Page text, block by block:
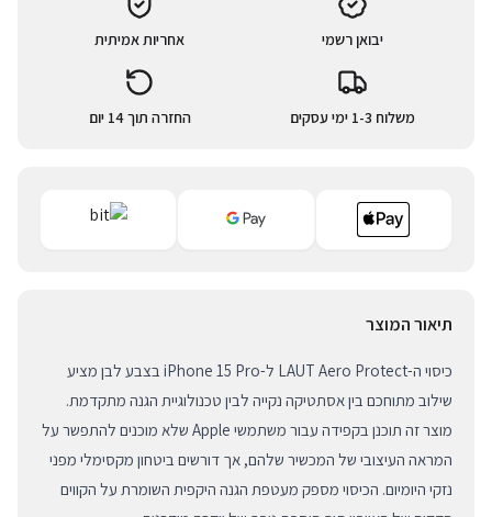
יבואן רשמי אחריות אמיתית
משלוח 1-3 ימי עסקים החזרה תוך 14 יום
תיאור המוצר
כיסוי ה-LAUT Aero Protect ל-iPhone 15 Pro בצבע לבן מציע
שילוב מתוחכם בין אסתטיקה נקייה לבין טכנולוגיית הגנה מתקדמת.
מוצר זה תוכנן בקפידה עבור משתמשי Apple שלא מוכנים להתפשר על
המראה העיצובי של המכשיר שלהם, אך דורשים ביטחון מקסימלי מפני
נזקי היומיום. הכיסוי מספק מעטפת הגנה היקפית השומרת על הקווים